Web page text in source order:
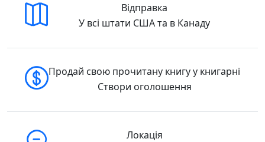
Відправка
У всі штати США та в Канаду
Продай свою прочитану книгу у книгарні
Створи оголошення
Локація